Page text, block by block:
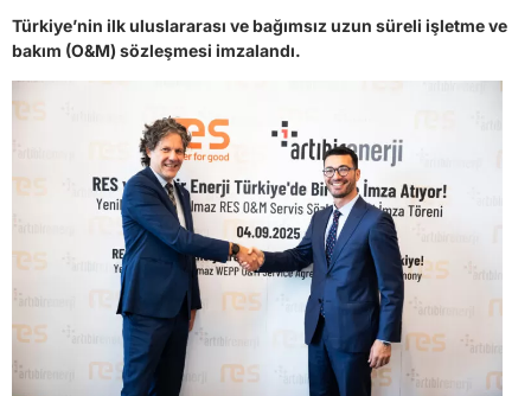
Türkiye’nin ilk uluslararası ve bağımsız uzun süreli işletme ve
bakım (O&M) sözleşmesi imzalandı.